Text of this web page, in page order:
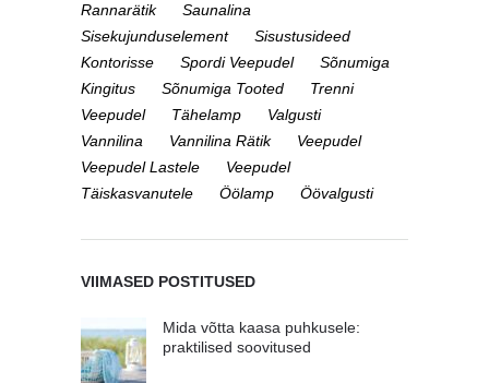
Rannarätik
Saunalina
Sisekujunduselement
Sisustusideed
Kontorisse
Spordi Veepudel
Sõnumiga
Kingitus
Sõnumiga Tooted
Trenni
Veepudel
Tähelamp
Valgusti
Vannilina
Vannilina Rätik
Veepudel
Veepudel Lastele
Veepudel
Täiskasvanutele
Öölamp Öövalgusti
VIIMASED POSTITUSED
Mida võtta kaasa puhkusele:
praktilised soovitused